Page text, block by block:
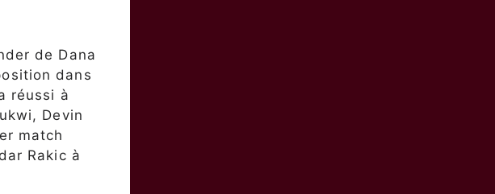
de Dana
dans
réussi à
Devin
match
Rakic ​​à